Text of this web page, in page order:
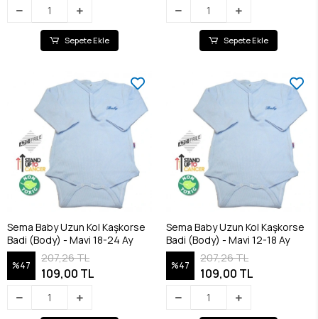
Sepete Ekle Sepete Ekle
Sema Baby Uzun Kol Kaşkorse
Badi (Body) - Mavi 18-24 Ay
%47
207,26 TL
109,00 TL
Sema Baby Uzun Kol Kaşkorse
Badi (Body) - Mavi 12-18 Ay
%47
207,26 TL
109,00 TL